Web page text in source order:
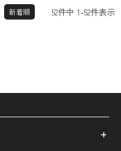
新着順 52件中 1-52件表示